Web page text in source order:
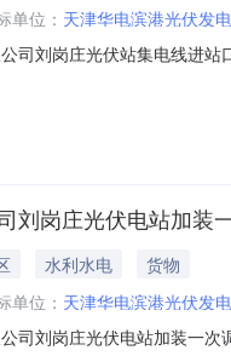
单位： 天津华电滨港光伏发
司刘岗庄光伏站集电线进
工时间：2026-08-31九、
刘岗庄光伏电站加装
水利水电
货物
单位： 天津华电滨港光伏发
司刘岗庄光伏电站加装一